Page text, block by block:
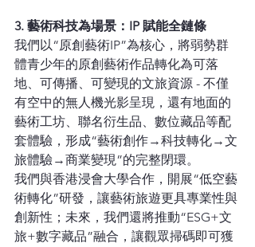
3. 藝術科技為場景：IP 賦能全鏈條
我們以“原創藝術IP”為核心，將弱勢群
體青少年的原創藝術作品轉化為可落
地、可傳播、可變現的文旅資源 - 不僅
有空中的無人機光影呈現，還有地面的
藝術工坊、聯名衍生品、數位藏品等配
套體驗，形成“藝術創作→科技轉化→文
旅體驗→商業變現”的完整閉環。
我們與香港浸會大學合作，開展“低空藝
術轉化”研發，讓藝術旅遊更具專業性與
創新性；未來，我們還將推動“ESG+文
旅+數字藏品”融合，讓觀眾掃碼即可獲